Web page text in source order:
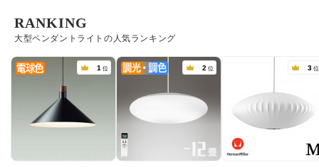
大型ペンダントライトの人気ランキング
RANKING
1 位 2 位 3 位